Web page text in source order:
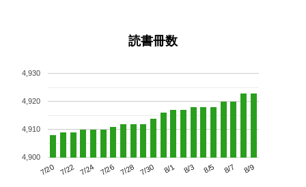
読書冊数
7/20 7/22 7/24 7/26 7/28 7/30 8/1 8/3 8/5 8/7 8/9
4,900
4,910
4,920
4,930